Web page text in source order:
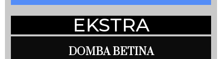
EKSTRA
DOMBA BETINA